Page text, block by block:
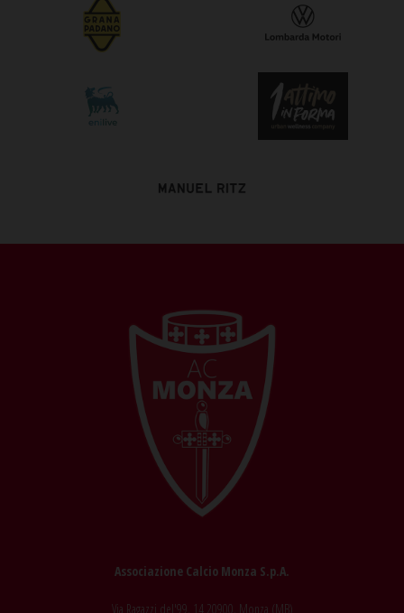
Associazione Calcio Monza S.p.A.
Via Ragazzi del'99, 14 20900, Monza (MB)